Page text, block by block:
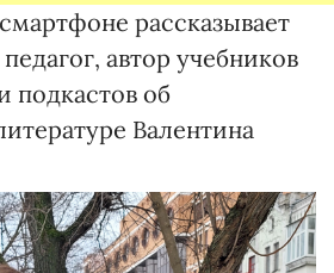
рассказывает
автор учебников
подкастов об
Валентина